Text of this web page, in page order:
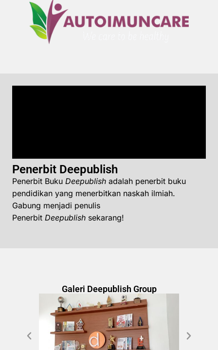
Penerbit Deepublish
Penerbit Buku Deepublish adalah penerbit buku
pendidikan yang menerbitkan naskah ilmiah.
Gabung menjadi penulis
Penerbit Deepublish sekarang!
Galeri Deepublish Group